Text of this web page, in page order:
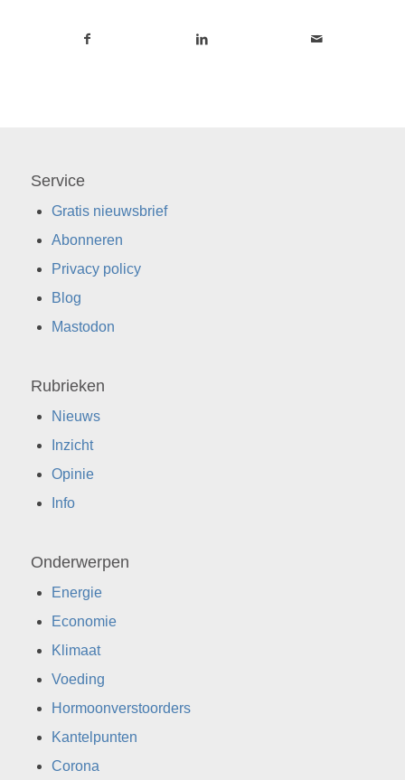
Service
Gratis nieuwsbrief
Abonneren
Privacy policy
Blog
Mastodon
Rubrieken
Nieuws
Inzicht
Opinie
Info
Onderwerpen
Energie
Economie
Klimaat
Voeding
Hormoonverstoorders
Kantelpunten
Corona